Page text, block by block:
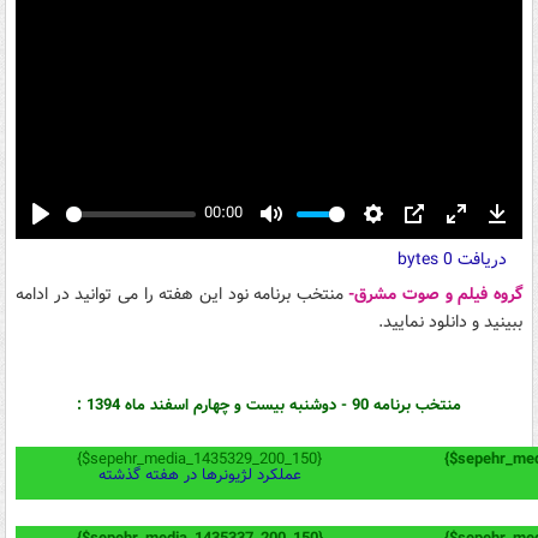
Play
00:00
Mute Settings
PIP Enter
fullscreen
دریافت 0 bytes
گروه فیلم و صوت مشرق-منتخب برنامه نود این هفته را می توانید در ادامه
ببینید و دانلود نمایید.
منتخب برنامه 90 - دوشنبه بیست و چهارم اسفند ماه 1394 :
{$sepehr_media_1435329_200_150}
عملکرد لژیونرها در هفته گذشته